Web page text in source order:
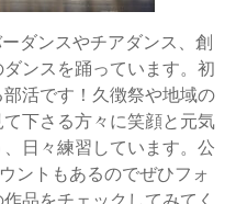
ダンスやチアダンス、創
ンスを踊っています。初
活です！久徴祭や地域の
下さる方々に笑顔と元気
日々練習しています。公
ントもあるのでぜひフォ
品をチェックしてみてく